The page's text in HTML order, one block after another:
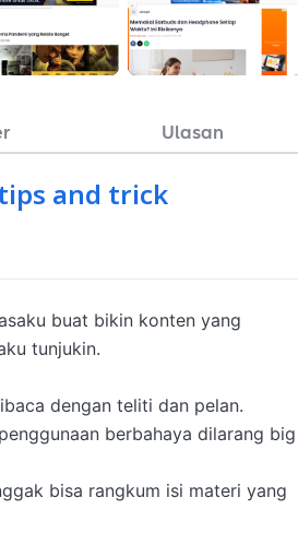
Ulasan
and trick
buat bikin konten yang
tunjukin.
dengan teliti dan pelan.
berbahaya dilarang big
bisa rangkum isi materi yang